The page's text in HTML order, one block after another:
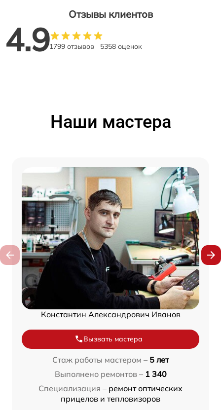
Отзывы клиентов
4.91799 отзывов 5358 оценок
Наши мастера
Константин Александрович Иванов
Вызвать мастера
Стаж работы мастером – 5 лет
Выполнено ремонтов – 1 340
Специализация – ремонт оптических
прицелов и тепловизоров